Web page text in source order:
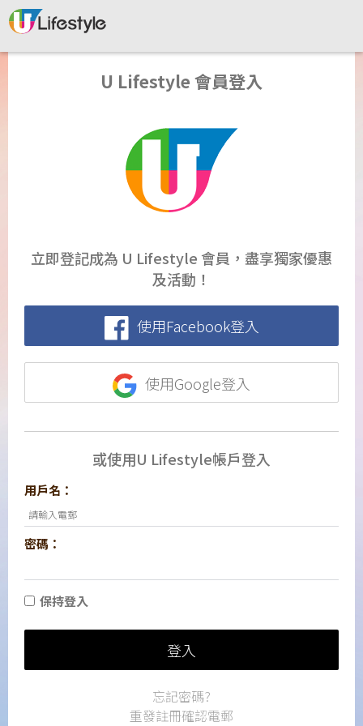
U Lifestyle 會員登入
立即登記成為 U Lifestyle 會員，盡享獨家優惠
及活動！
使用Facebook登入
使用Google登入
或使用U Lifestyle帳戶登入
用戶名：
密碼：
保持登入
登入
忘記密碼?
重發註冊確認電郵